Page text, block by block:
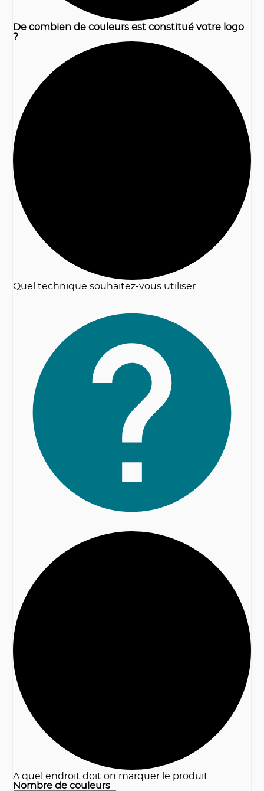
De combien de couleurs est constitué votre logo
?
Quel technique souhaitez-vous utiliser
A quel endroit doit on marquer le produit
Nombre de couleurs